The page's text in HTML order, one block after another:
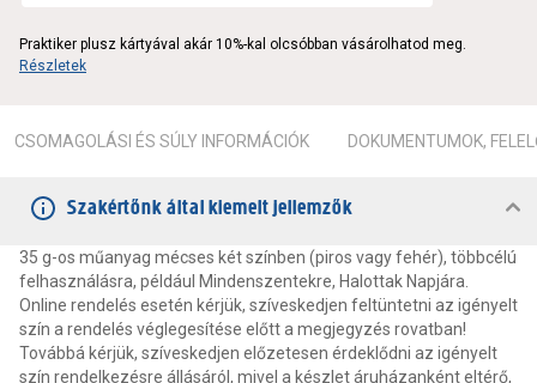
Praktiker plusz kártyával akár 10%-kal olcsóbban vásárolhatod meg.
Részletek
CSOMAGOLÁSI ÉS SÚLY INFORMÁCIÓK DOKUMENTUMOK,
Szakértőnk által kiemelt jellemzők
35 g-os műanyag mécses két színben (piros vagy fehér), többcélú
felhasználásra, például Mindenszentekre, Halottak Napjára.
Online rendelés esetén kérjük, szíveskedjen feltüntetni az igényelt
szín a rendelés véglegesítése előtt a megjegyzés rovatban!
Továbbá kérjük, szíveskedjen előzetesen érdeklődni az igényelt
szín rendelkezésre állásáról, mivel a készlet áruházanként eltérő,